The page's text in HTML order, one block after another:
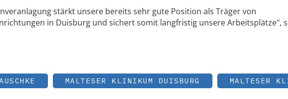
stärkt unsere bereits sehr gute Position als Träger von
in Duisburg und sichert somit langfristig unsere Arbeitsplätze",
MALTESER KLINIKUM DUISBURG MALTESER